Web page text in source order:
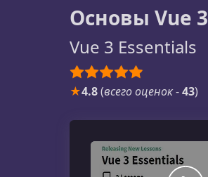
Основы Vue 3
Vue 3 Essentials
★4.8(всего оценок-43)